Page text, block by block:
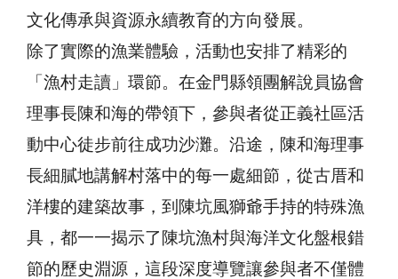
文化傳承與資源永續教育的方向發展。
除了實際的漁業體驗，活動也安排了精彩的
「漁村走讀」環節。在金門縣領團解說員協會
理事長陳和海的帶領下，參與者從正義社區活
動中心徒步前往成功沙灘。沿途，陳和海理事
長細膩地講解村落中的每一處細節，從古厝和
洋樓的建築故事，到陳坑風獅爺手持的特殊漁
具，都一一揭示了陳坑漁村與海洋文化盤根錯
節的歷史淵源，這段深度導覽讓參與者不僅體